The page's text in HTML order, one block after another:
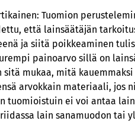
Tuomion
että lainsäätäjän
ja siitä poikkeaminen
painoarvo sillä on
mukaa, mitä
arvokkain materiaali, jos
tuomioistuin ei voi antaa
lain sanamuodon tai